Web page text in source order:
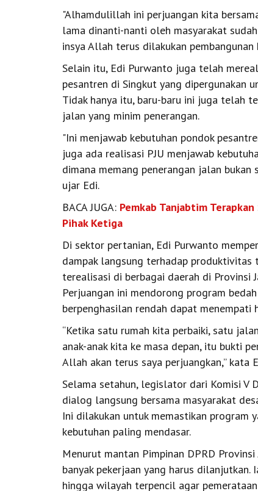
"Alhamdulillah ini perjuangan kita
lama dinanti-nanti oleh masyarakat
insya Allah terus dilakukan pembangunan
Selain itu, Edi Purwanto juga telah
pesantren di Singkut yang dipergunakan
Tidak hanya itu, baru-baru ini juga telah
jalan yang minim penerangan.
"Ini menjawab kebutuhan pondok
juga ada realisasi PJU menjawab
dimana memang penerangan jalan
ujar Edi.
BACA JUGA: Pemkab Tanjabtim
Pihak Ketiga
Di sektor pertanian, Edi Purwanto
dampak langsung terhadap produktivitas
terealisasi di berbagai daerah di Provinsi
Perjuangan ini mendorong program
berpenghasilan rendah dapat menempati
“Ketika satu rumah kita perbaiki, satu
anak-anak kita ke masa depan, itu bukti
Allah akan terus saya perjuangkan,” kata
Selama setahun, legislator dari Komisi V
dialog langsung bersama masyarakat
Ini dilakukan untuk memastikan program
kebutuhan paling mendasar.
Menurut mantan Pimpinan DPRD
banyak pekerjaan yang harus
hingga wilayah terpencil agar